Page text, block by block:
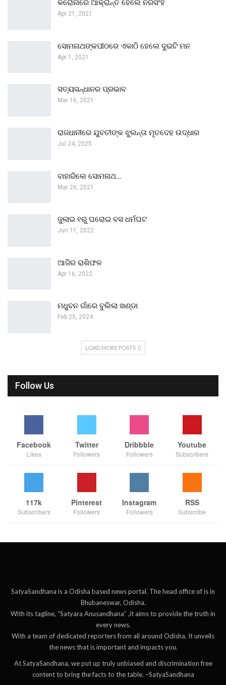
କରୋନାରେ ଆକ୍ରାନ୍ତ ହେଲେ ନରସିଂହ
Apr 21, 2021
ସୋମନାଥଙ୍କପୀଠରେ ଏକାଠି ହେଲେ ଦୁଇଟି ମନ
Apr 1, 2021
ସତ୍ୟସନ୍ଧାନର ପ୍ରଭାବ
Mar 16, 2021
ରାଜଧାନୀରେ ଯୁବତୀଙ୍କ ଝୁଲନ୍ତା ମୃତଦେହ ଉଦ୍ଧାର
Jul 24, 2025
ବାହାରିଲେ ସୋମନାଥ…
Mar 26, 2021
ଜୁଲାଇ ୧ରୁ ଘରୋଇ ବସ ଧର୍ମଘଟ
Jun 11, 2022
ଆଜିର ରାଶିଫଳ
Apr 16, 2022
ମଧୁବନ ଗାଁରେ ବୁଲିଲା ଖଣ୍ଡା
Feb 25, 2024
LOAD MORE POSTS
Follow Us
Facebook
Likes
Twitter
Followers
Dribbble
Followers
Youtube
Subscribers
117k
Subscribers
Pinterest
Followers
Instagram
Followers
RSS
Subscribe
SatyaSandhana is a Odisha based news portal. The head office of is in
Bhubaneswar, Odisha.
With its tagline, “Satyara Anusandhana” ,it aims to provide the truth in
every news.
With a team of dedicated reporters from all around Odisha. It unveils
the news that is important and impacts you.
At SatyaSandhana, we put up truly unbiased and discrimination free
content to bring the facts to the table. –SatyaSandhana